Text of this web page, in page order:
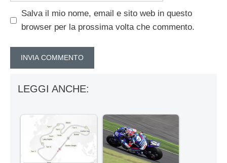
Salva il mio nome, email e sito web in questo
browser per la prossima volta che commento.
LEGGI ANCHE: